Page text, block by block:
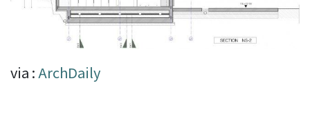
via : ArchDaily